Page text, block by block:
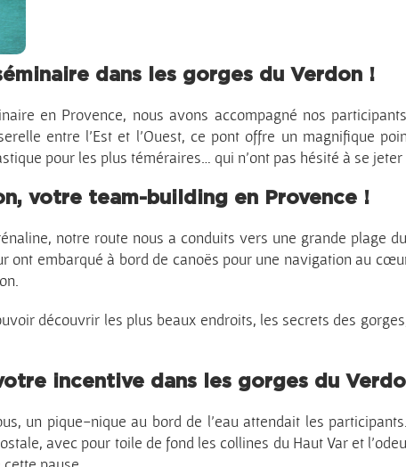
dans les gorges du Verdon !
en Provence, nous avons accompagné nos
entre l’Est et l’Ouest, ce pont offre un magnifique
pour les plus téméraires… qui n’ont pas hésité à se
votre team-building en Provence !
notre route nous a conduits vers une grande plage
ont embarqué à bord de canoës pour une navigation au
découvrir les plus beaux endroits, les secrets des
incentive dans les gorges du
un pique-nique au bord de l’eau attendait les
avec pour toile de fond les collines du Haut Var et